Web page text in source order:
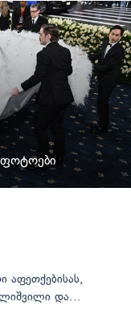
აფეთქებისას,
და...